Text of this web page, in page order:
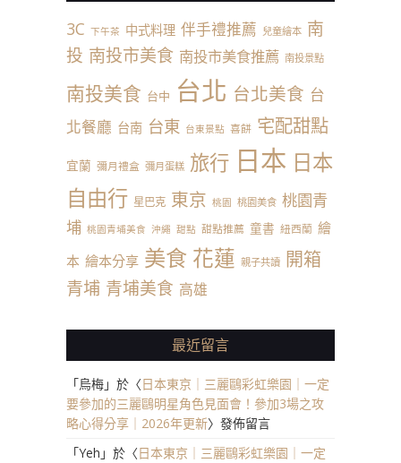
3C 下午茶 中式料理 伴手禮推薦 兒童繪本 南
投 南投市美食 南投市美食推薦 南投景點
南投美食 台中 台北 台北美食 台
北餐廳 台南 台東 台東景點 喜餅 宅配甜點
宜蘭 彌月禮盒 彌月蛋糕 旅行 日本 日本
自由行 星巴克 東京 桃園 桃園美食 桃園青
埔 桃園青埔美食 沖繩 甜點 甜點推薦 童書 紐西蘭 繪
本 繪本分享 美食 花蓮 親子共讀 開箱
青埔 青埔美食 高雄
最近留言
「烏梅」於〈日本東京｜三麗鷗彩虹樂園｜一定
要參加的三麗鷗明星角色見面會！參加3場之攻
略心得分享｜2026年更新〉發佈留言
「Yeh 」於〈日本東京｜三麗鷗彩虹樂園｜一定